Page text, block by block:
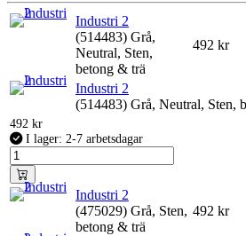
Industri 2
(514483) Grå,
Neutral, Sten,
betong & trä
492 kr
Industri 2
(514483) Grå, Neutral, Sten,
492 kr
I lager: 2-7 arbetsdagar
Industri 2
(475029) Grå, Sten,
betong & trä
492 kr